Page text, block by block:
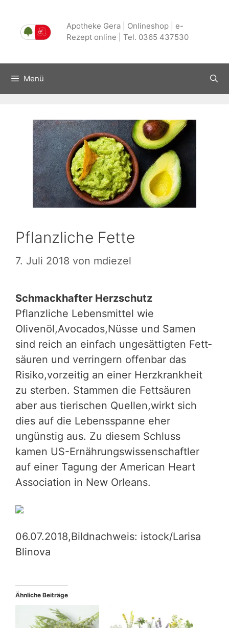
Inhalt
springen
Apotheke Gera | Onlineshop | e-
Rezept online | Tel. 0365 437530
Menü
Pflanzliche Fette
7. Juli 2018 von mdiezel
Schmackhafter Herzschutz
Pflanzliche Lebensmittel wie
Olivenöl,Avocados,Nüsse und Samen
sind reich an einfach ungesättigten Fett­
säuren und verringern offenbar das
Risiko,vorzeitig an einer Herzkrankheit
zu sterben. Stammen die Fettsäuren
aber aus tierischen Quellen,wirkt sich
dies auf die Lebensspanne eher
ungünstig aus. Zu diesem Schluss
kamen US-Ernährungswissenschaftler
auf einer Tagung der American Heart
Association in New Orleans.
06.07.2018,Bildnachweis: istock/Larisa
Blinova
Ähnliche Beiträge